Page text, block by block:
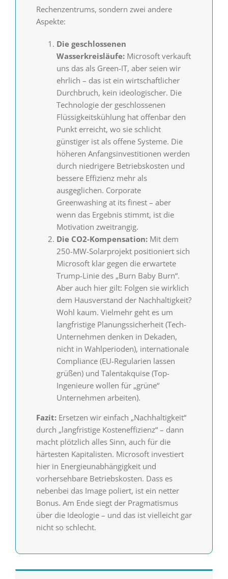
Rechenzentrums, sondern zwei andere
Aspekte:
Die geschlossenen
Wasserkreisläufe:Microsoft verkauft
uns das als Green-IT, aber seien wir
ehrlich – das ist ein wirtschaftlicher
Durchbruch, kein ideologischer. Die
Technologie der geschlossenen
Flüssigkeitskühlung hat offenbar den
Punkt erreicht, wo sie schlicht
günstiger ist als offene Systeme. Die
höheren Anfangsinvestitionen werden
durch niedrigere Betriebskosten und
bessere Effizienz mehr als
ausgeglichen. Corporate
Greenwashing at its finest – aber
wenn das Ergebnis stimmt, ist die
Motivation zweitrangig.
Die CO2-Kompensation:Mit dem
250-MW-Solarprojekt positioniert sich
Microsoft klar gegen die erwartete
Trump-Linie des „Burn Baby Burn“.
Aber auch hier gilt: Folgen sie wirklich
dem Hausverstand der Nachhaltigkeit?
Wohl kaum. Vielmehr geht es um
langfristige Planungssicherheit (Tech-
Unternehmen denken in Dekaden,
nicht in Wahlperioden), internationale
Compliance (EU-Regularien lassen
grüßen) und Talentakquise (Top-
Ingenieure wollen für „grüne“
Unternehmen arbeiten).
Fazit:Ersetzen wir einfach „Nachhaltigkeit“
durch „langfristige Kosteneffizienz“ – dann
macht plötzlich alles Sinn, auch für die
härtesten Kapitalisten. Microsoft investiert
hier in Energieunabhängigkeit und
vorhersehbare Betriebskosten. Dass es
nebenbei das Image poliert, ist ein netter
Bonus. Am Ende siegt der Pragmatismus
über die Ideologie – und das ist vielleicht gar
nicht so schlecht.